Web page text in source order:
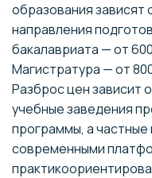
8
открытый
9
Техникум
образования зависят
направления
бакалавриата — от
Магистратура — от
Разброс цен зависит
учебные заведения
программы, а
современными